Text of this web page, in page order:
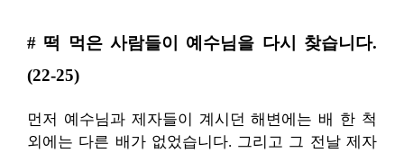
# 떡 먹은 사람들이 예수님을 다시 찾습니다.
(22-25)
먼저 예수님과 제자들이 계시던 해변에는 배 한 척
외에는 다른 배가 없었습니다. 그리고 그 전날 제자